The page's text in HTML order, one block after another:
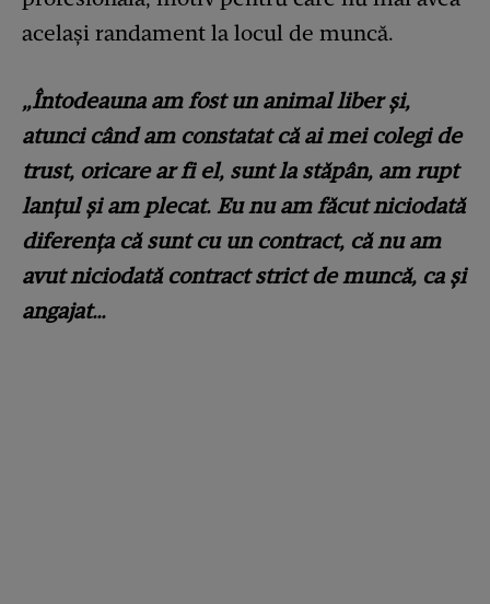
același randament la locul de muncă.
„Întodeauna am fost un animal liber și,
atunci când am constatat că ai mei colegi de
trust, oricare ar fi el, sunt la stăpân, am rupt
lanțul și am plecat. Eu nu am făcut niciodată
diferența că sunt cu un contract, că nu am
avut niciodată contract strict de muncă, ca și
angajat…